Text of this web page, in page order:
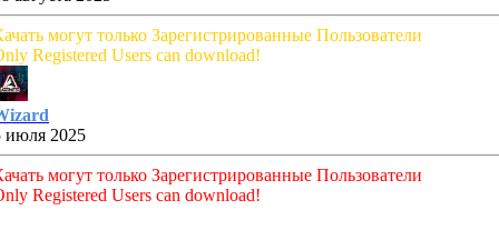
могут только Зарегистрированные Пользователи
Registered Users can download!
июля 2025
могут только Зарегистрированные Пользователи
Registered Users can download!